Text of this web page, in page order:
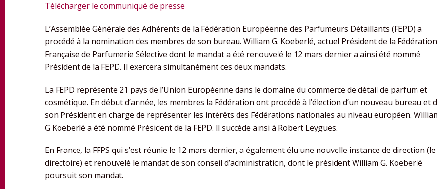
Télécharger le communiqué de presse
L’Assemblée Générale des Adhérents de la Fédération Européenne des Parfumeurs Détaillants (FEPD) a
procédé à la nomination des membres de son bureau. William G. Koeberlé, actuel Président de la Fédération
Française de Parfumerie Sélective dont le mandat a été renouvelé le 12 mars dernier a ainsi été nommé
Président de la FEPD. Il exercera simultanément ces deux mandats.
La FEPD représente 21 pays de l’Union Européenne dans le domaine du commerce de détail de parfum et
cosmétique. En début d’année, les membres la Fédération ont procédé à l’élection d’un nouveau bureau et
son Président en charge de représenter les intérêts des Fédérations nationales au niveau européen.
G Koeberlé a été nommé Président de la FEPD. Il succède ainsi à Robert Leygues.
En France, la FFPS qui s’est réunie le 12 mars dernier, a également élu une nouvelle instance de direction (le
directoire) et renouvelé le mandat de son conseil d’administration, dont le président William G. Koeberlé
poursuit son mandat.